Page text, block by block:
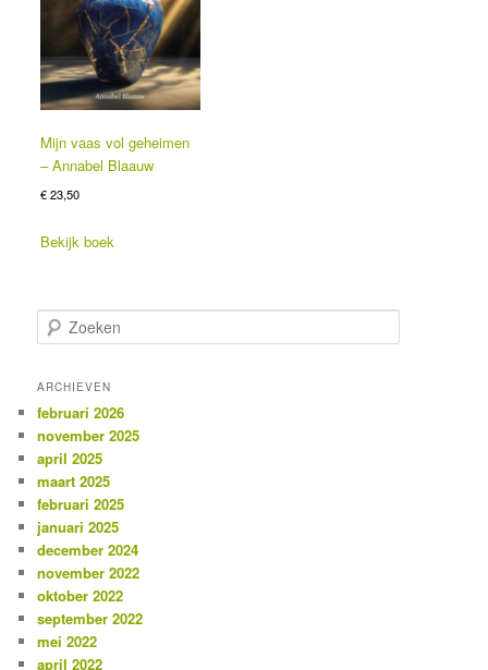
Mijn vaas vol geheimen
– Annabel Blaauw
€23,50
Bekijk boek
o
k
n
ARCHIEVEN
februari 2026
november 2025
april 2025
maart 2025
februari 2025
januari 2025
december 2024
november 2022
oktober 2022
september 2022
mei 2022
april 2022